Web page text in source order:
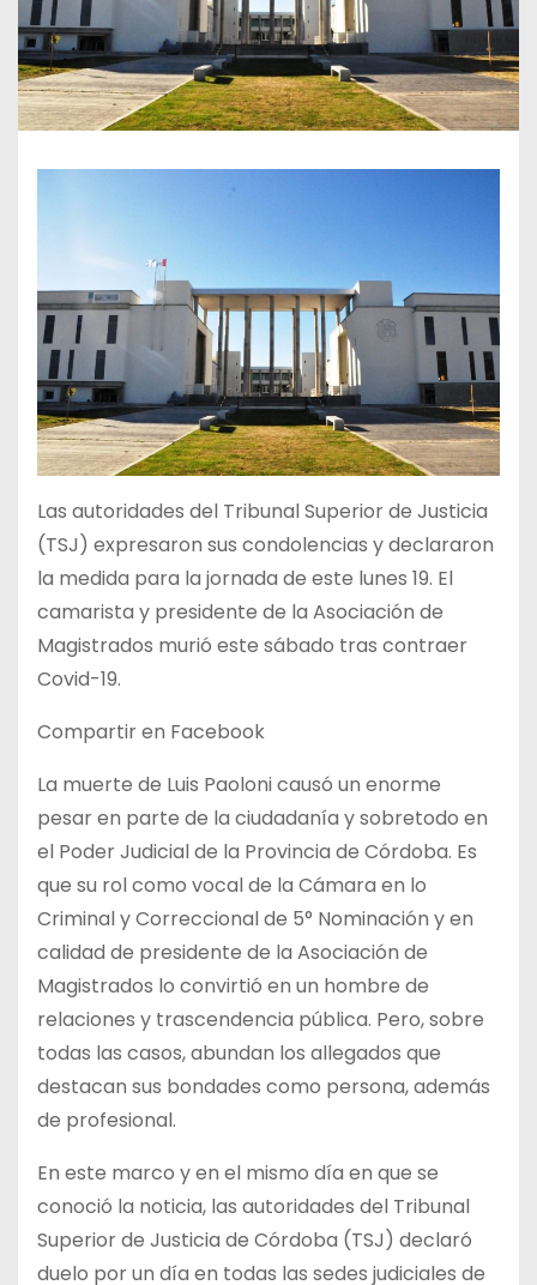
Las autoridades del Tribunal Superior de Justicia
(TSJ) expresaron sus condolencias y declararon
la medida para la jornada de este lunes 19. El
camarista y presidente de la Asociación de
Magistrados murió este sábado tras contraer
Covid-19.
Compartir en Facebook
La muerte de Luis Paoloni causó un enorme
pesar en parte de la ciudadanía y sobretodo en
el Poder Judicial de la Provincia de Córdoba. Es
que su rol como vocal de la Cámara en lo
Criminal y Correccional de 5° Nominación y en
calidad de presidente de la Asociación de
Magistrados lo convirtió en un hombre de
relaciones y trascendencia pública. Pero, sobre
todas las casos, abundan los allegados que
destacan sus bondades como persona, además
de profesional.
En este marco y en el mismo día en que se
conoció la noticia, las autoridades del Tribunal
Superior de Justicia de Córdoba (TSJ) declaró
duelo por un día en todas las sedes judiciales de